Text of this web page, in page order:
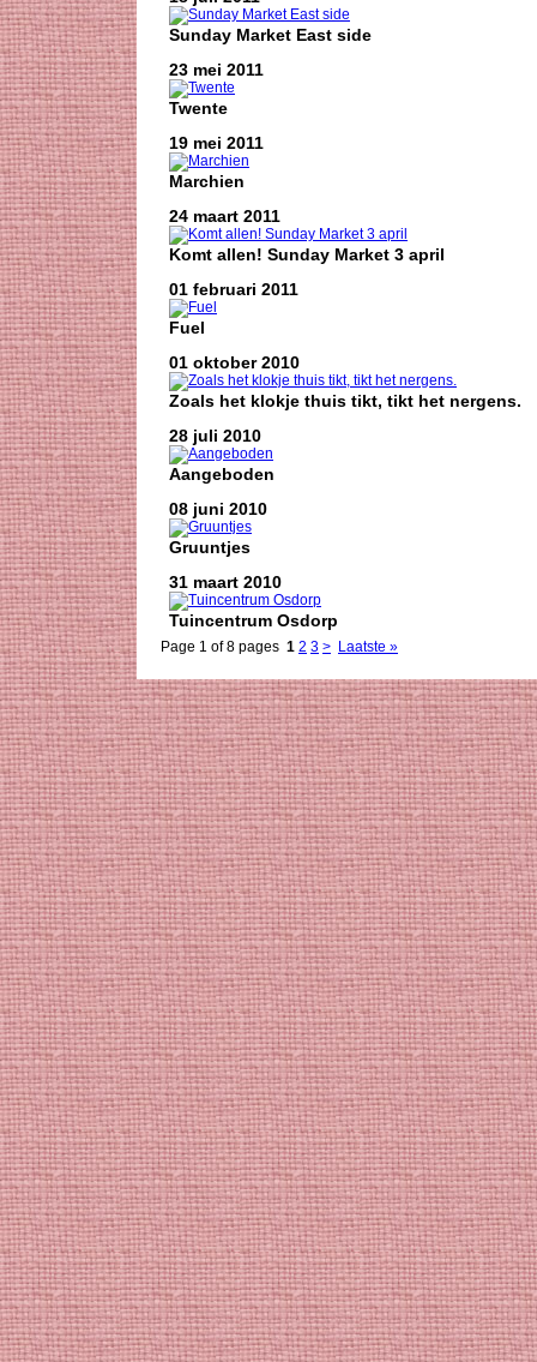
Sunday Market East side
23 mei 2011
Twente
19 mei 2011
Marchien
24 maart 2011
Komt allen! Sunday Market 3 april
01 februari 2011
Fuel
01 oktober 2010
Zoals het klokje thuis tikt, tikt het nergens.
28 juli 2010
Aangeboden
08 juni 2010
Gruuntjes
31 maart 2010
Tuincentrum Osdorp
Page 1 of 8 pages 1 2 3 > Laatste »